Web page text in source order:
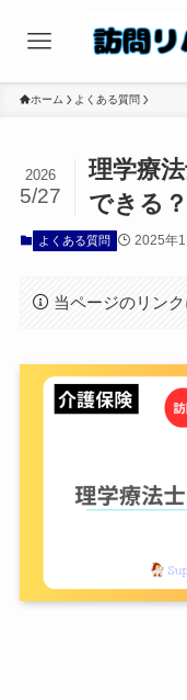
ホーム よくある質問
理学療
できる
2026
5/27
よくある質問 2025年1
当ページのリン